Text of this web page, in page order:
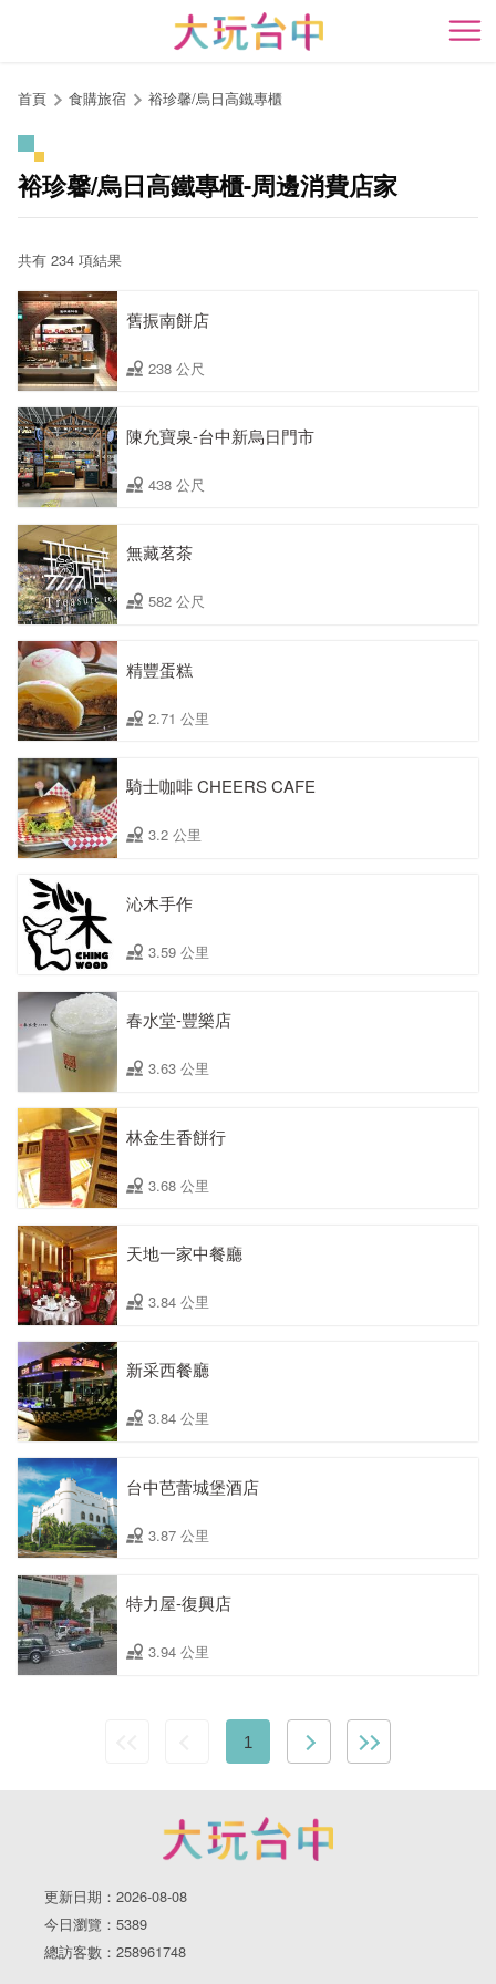
開
首頁 食購旅宿 裕珍馨/烏日高鐵專櫃
裕珍馨/烏日高鐵專櫃-周邊消費店家
共有 234 項結果
舊振南餅店
238 公尺
陳允寶泉-台中新烏日門市
438 公尺
無藏茗茶
582 公尺
精豐蛋糕
2.71 公里
騎士咖啡 CHEERS CAFE
3.2 公里
沁木手作
3.59 公里
春水堂-豐樂店
3.63 公里
林金生香餅行
3.68 公里
天地一家中餐廳
3.84 公里
新采西餐廳
3.84 公里
台中芭蕾城堡酒店
3.87 公里
特力屋-復興店
3.94 公里
1
更新日期：2026-08-08
今日瀏覽：5389
總訪客數：258961748